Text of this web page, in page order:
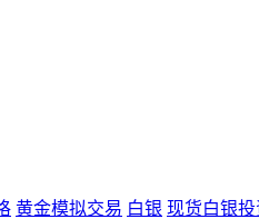
黄金模拟交易 白银 现货白银投